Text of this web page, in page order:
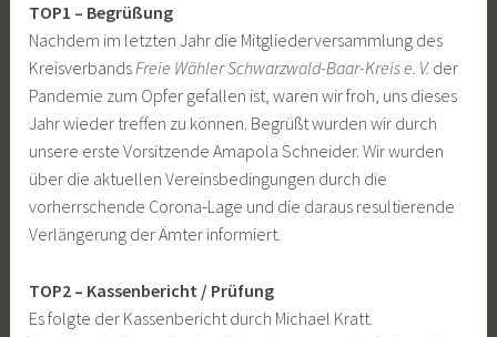
2
.
D
e
z
e
m
b
e
2
0
i
n
z
e
r
m
w
TOP1 – Begrüßung
Nachdem im letzten Jahr die Mitgliederversammlung des
KreisverbandsFreie Wähler Schwarzwald-Baar-Kreis e. V. der
Pandemie zum Opfer gefallen ist, waren wir froh, uns dieses
Jahr wieder treffen zu können. Begrüßt wurden wir durch
unsere erste Vorsitzende Amapola Schneider. Wir wurden
über die aktuellen Vereinsbedingungen durch die
vorherrschende Corona-Lage und die daraus resultierende
Verlängerung der Ämter informiert.
TOP2 – Kassenbericht / Prüfung
Es folgte der Kassenbericht durch Michael Kratt.